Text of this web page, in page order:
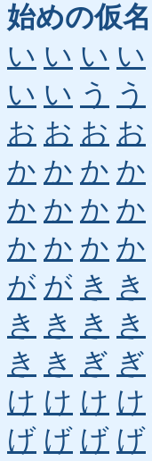
始めの仮名
い い い い
い い う う
お お お お
か か か か
か か か か
か か か か
が が き き
き き き き
き き ぎ ぎ
け け け け
げ げ げ げ